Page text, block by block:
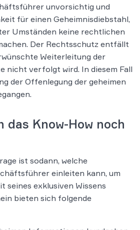
unvorsichtig und
für einen Geheimnisdiebstahl,
Umständen keine rechtlichen
Der Rechtsschutz entfällt
Weiterleitung der
nicht verfolgt wird. In diesem Fall
der Offenlegung der geheimen
das Know-How noch
ist sodann, welche
einleiten kann, um
seines exklusiven Wissens
bieten sich folgende